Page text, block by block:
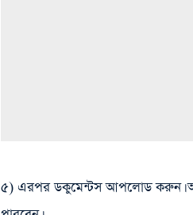
৫) এরপর ডকুমেন্টস আপলোড করুন।